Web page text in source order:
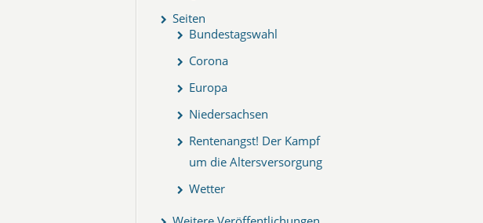
Seiten
Bundestagswahl
Corona
Europa
Niedersachsen
Rentenangst! Der Kampf
um die Altersversorgung
Wetter